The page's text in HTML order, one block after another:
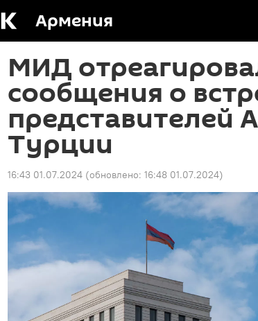
Армения
МИД
сообщения о
представителей
Турции
16:43 01.07.2024 (обновлено: 16:48 01.07.2024)